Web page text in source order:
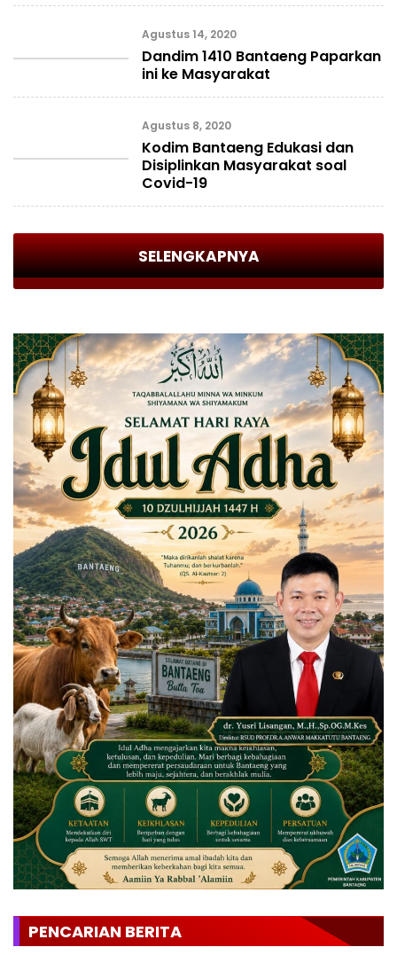
Agustus 14, 2020
Dandim 1410 Bantaeng Paparkan
ini ke Masyarakat
Agustus 8, 2020
Kodim Bantaeng Edukasi dan
Disiplinkan Masyarakat soal
Covid-19
SELENGKAPNYA
PENCARIAN BERITA